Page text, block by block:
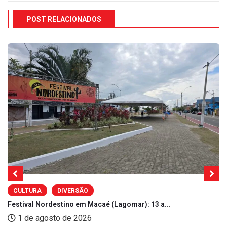
POST RELACIONADOS
CULTURA DIVERSÃO
Festival Nordestino em Macaé (Lagomar): 13 a...
1 de agosto de 2026